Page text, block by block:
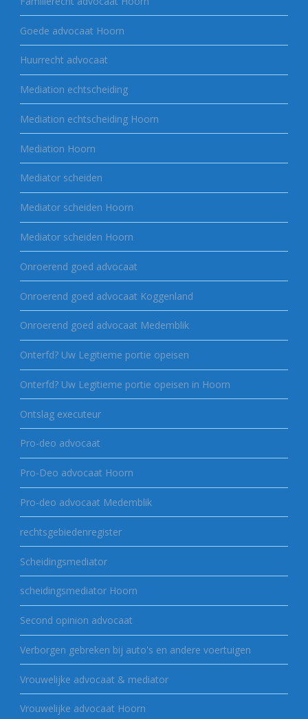
Goede advocaat Hoorn
Huurrecht advocaat
Mediation echtscheiding
Mediation echtscheiding Hoorn
Mediation Hoorn
Mediator scheiden
Mediator scheiden Hoorn
Mediator scheiden Hoorn
Onroerend goed advocaat
Onroerend goed advocaat Koggenland
Onroerend goed advocaat Medemblik
Onterfd? Uw Legitieme portie opeisen
Onterfd? Uw Legitieme portie opeisen in Hoorn
Ontslag executeur
Pro-deo advocaat
Pro-Deo advocaat Hoorn
Pro-deo advocaat Medemblik
rechtsgebiedenregister
Scheidingsmediator
scheidingsmediator Hoorn
Second opinion advocaat
Verborgen gebreken bij auto's en andere voertuigen
Vrouwelijke advocaat & mediator
Vrouwelijke advocaat Hoorn